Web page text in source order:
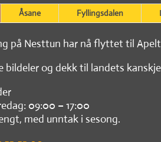
Åsane Fyllingsdalen
på Nesttun har nå flyttet til
bildeler og dekk til landets
09:00 – 17:00
med unntak i sesong.